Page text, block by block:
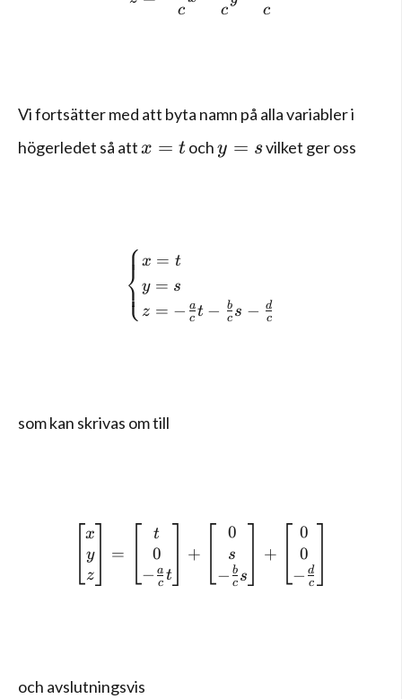
c c c
Vi fortsätter med att byta namn på alla variabler i
högerledet så att x=t
x = tochy=s
y = svilket ger oss
⎩
⎨⎧ x = t
y = s
z = − c
at − c
b s − c
d
som kan skrivas om till
\left[ \begin{matrix} x
x
y
z
=
t
0
− c
a t
+
0
s
− c
b s
+
0
0
− c
d
och avslutningsvis